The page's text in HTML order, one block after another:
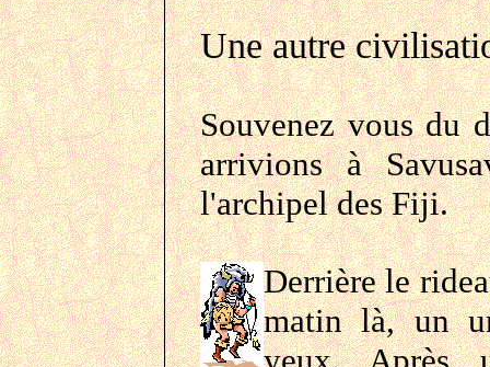
Une autre
Souvenez vous du
arrivions à
l'archipel des Fiji.
Derrière le
matin là, un